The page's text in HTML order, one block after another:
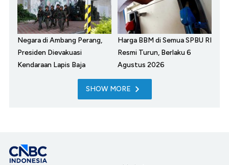
Negara di Ambang Perang,
Presiden Dievakuasi
Kendaraan Lapis Baja
Harga BBM di Semua SPBU RI
Resmi Turun, Berlaku 6
Agustus 2026
SHOW MORE